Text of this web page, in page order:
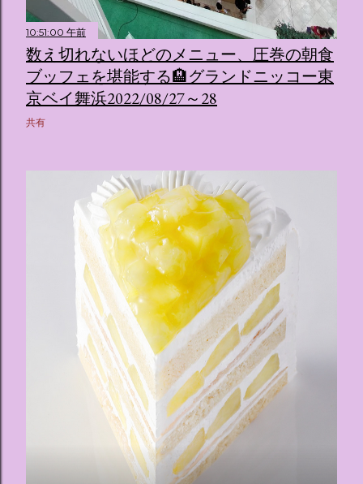
10:51:00 午前
数え切れないほどのメニュー、圧巻の朝食
ブッフェを堪能する🏨グランドニッコー東
京ベイ舞浜2022/08/27～28
共有